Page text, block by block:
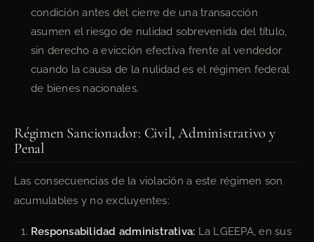
condición antes del cierre de una transacción
asumen el riesgo de nulidad sobrevenida del título,
sin derecho a evicción efectiva frente al vendedor
cuando la causa de la nulidad es el régimen federal
de bienes nacionales.
Régimen Sancionador: Civil, Administrativo y
Penal
Las consecuencias de la violación a este régimen son
acumulables y no excluyentes:
Responsabilidad administrativa: La LGEEPA, en sus